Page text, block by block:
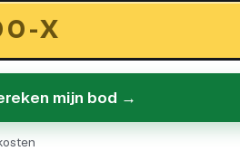
mijn bod →